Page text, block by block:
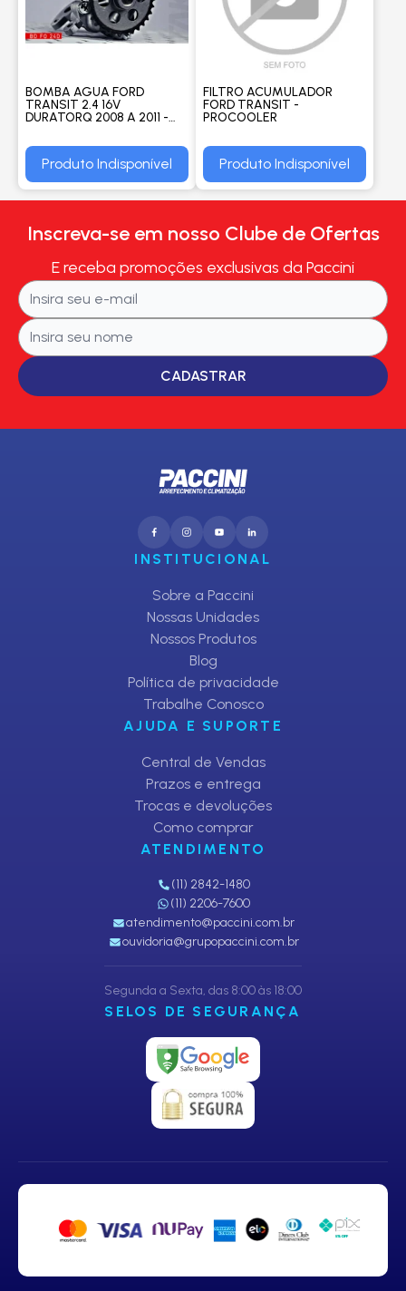
BOMBA AGUA FORD
TRANSIT 2.4 16V
DURATORQ 2008 A 2011 -
Produto Indisponível
FILTRO ACUMULADOR
FORD TRANSIT -
PROCOOLER
Produto Indisponível
Inscreva-se em nosso Clube de Ofertas
E receba promoções exclusivas da Paccini
CADASTRAR
INSTITUCIONAL
Sobre a Paccini
Nossas Unidades
Nossos Produtos
Blog
Política de privacidade
Trabalhe Conosco
AJUDA E SUPORTE
Central de Vendas
Prazos e entrega
Trocas e devoluções
Como comprar
ATENDIMENTO
(11) 2842-1480
(11) 2206-7600
atendimento@paccini.com.br
ouvidoria@grupopaccini.com.br
Segunda a Sexta, das 8:00 às 18:00
SELOS DE SEGURANÇA